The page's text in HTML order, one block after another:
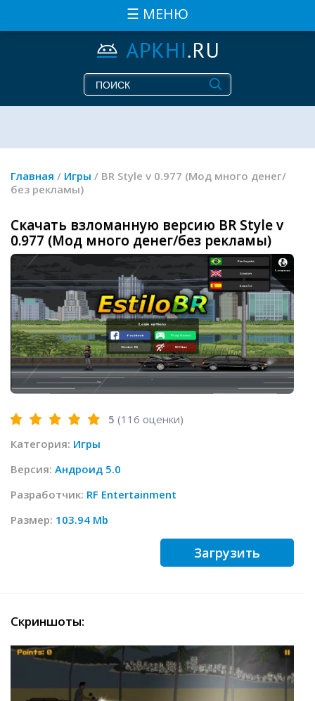
☰ МЕНЮ
Главная / Игры / BR Style v 0.977 (Мод много денег/
без рекламы)
Скачать взломанную версию BR Style v
0.977 (Мод много денег/без рекламы)
5 (116 оценки)
Категория: Игры
Версия: Андроид 5.0
Разработчик: RF Entertainment
Размер: 103.94 Mb
Загрузить
Скриншоты: